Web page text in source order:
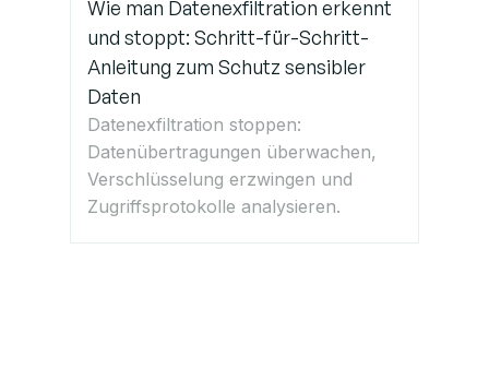
Wie man Datenexfiltration erkennt
und stoppt: Schritt-für-Schritt-
Anleitung zum Schutz sensibler
Daten
Datenexfiltration stoppen:
Datenübertragungen überwachen,
Verschlüsselung erzwingen und
Zugriffsprotokolle analysieren.